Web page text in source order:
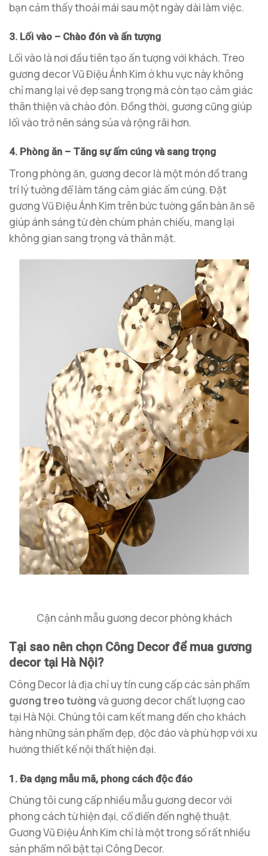
bạn cảm thấy thoải mái sau một ngày dài làm việc.
3. Lối vào – Chào đón và ấn tượng
Lối vào là nơi đầu tiên tạo ấn tượng với khách. Treo
gương decor Vũ Điệu Ánh Kim ở khu vực này không
chỉ mang lại vẻ đẹp sang trọng mà còn tạo cảm giác
thân thiện và chào đón. Đồng thời, gương cũng giúp
lối vào trở nên sáng sủa và rộng rãi hơn.
4. Phòng ăn – Tăng sự ấm cúng và sang trọng
Trong phòng ăn, gương decor là một món đồ trang
trí lý tưởng để làm tăng cảm giác ấm cúng. Đặt
gương Vũ Điệu Ánh Kim trên bức tường gần bàn ăn sẽ
giúp ánh sáng từ đèn chùm phản chiếu, mang lại
không gian sang trọng và thân mật.
Cận cảnh mẫu gương decor phòng khách
Tại sao nên chọn Công Decor để mua gương
decor tại Hà Nội?
Công Decor là địa chỉ uy tín cung cấp các sản phẩm
gương treo tườngvà gương decor chất lượng cao
tại Hà Nội. Chúng tôi cam kết mang đến cho khách
hàng những sản phẩm đẹp, độc đáo và phù hợp với xu
hướng thiết kế nội thất hiện đại.
1. Đa dạng mẫu mã, phong cách độc đáo
Chúng tôi cung cấp nhiều mẫu gương decor với
phong cách từ hiện đại, cổ điển đến nghệ thuật.
Gương Vũ Điệu Ánh Kim chỉ là một trong số rất nhiều
sản phẩm nổi bật tại Công Decor.